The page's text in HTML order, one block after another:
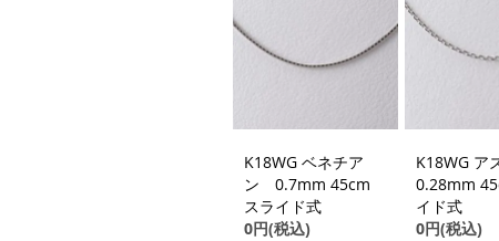
K18WG ベネチア
ン 0.7mm 45cm
スライド式
0円(税込)
K18WG ア
0.28mm
イド式
0円(税込)